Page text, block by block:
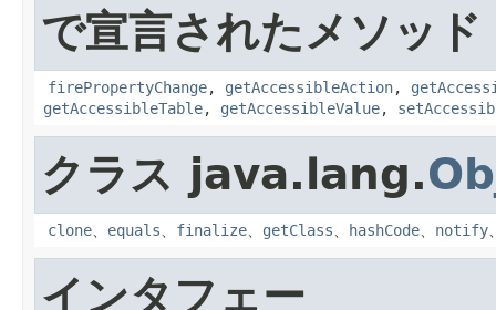
で宣言されたメソッド
firePropertyChange, getAccessibleAction,
getAccessibleTable, getAccessibleValue,
クラス java.lang.
clone、 equals、 finalize、 getClass、 hashCode、 notify
インタフェー